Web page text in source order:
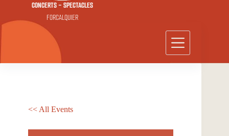
CONCERTS - SPECTACLES
FORCALQUIER
<< All Events